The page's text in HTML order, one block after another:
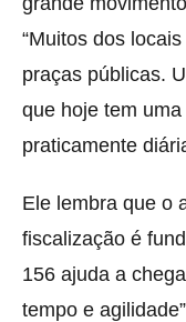
“Muitos dos
praças públicas.
que hoje tem
praticamente
Ele lembra que o
fiscalização é
156 ajuda a
tempo e